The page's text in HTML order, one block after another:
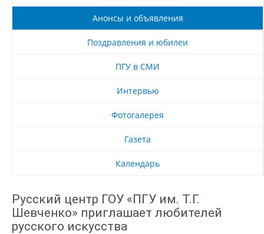
Анонсы и объявления
Поздравления и юбилеи
ПГУ в СМИ
Интервью
Фотогалерея
Газета
Календарь
Русский центр ГОУ «ПГУ им. Т.Г.
Шевченко» приглашает любителей
русского искусства